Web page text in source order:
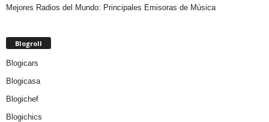
Mejores Radios del Mundo: Principales Emisoras de Música
Blogroll
Blogicars
Blogicasa
Blogichef
Blogichics